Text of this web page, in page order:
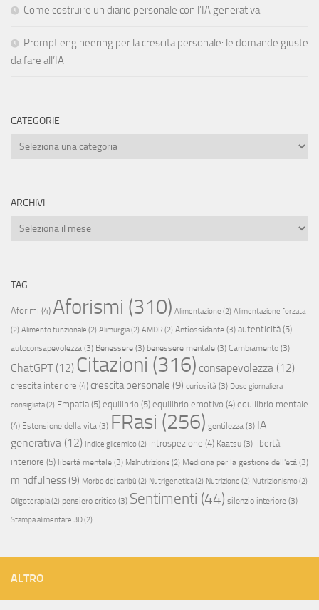
Come costruire un diario personale con l’IA generativa
Prompt engineering per la crescita personale: le domande giuste
da fare all’IA
CATEGORIE
Categorie
ARCHIVI
Archivi
TAG
Aforimi (4) Aforismi (310) Alimentazione (2) Alimentazione forzata
(2) Alimento funzionale (2) Alimurgia(2) AMDR (2) Antiossidante (3) autenticità (5)
autoconsapevolezza (3) Benessere (3) benessere mentale (3) Cambiamento (3)
ChatGPT(12) Citazioni (316) consapevolezza (12)
crescita interiore (4) crescita personale (9) curiosità (3) Dose giornaliera
consigliata(2) Empatia (5) equilibrio (5) equilibrio emotivo (4) equilibrio mentale
(4) Estensione della vita (3) FRasi (256) gentilezza (3) IA
generativa (12) Indice glicemico (2) introspezione (4) Kaatsu (3) libertà
interiore (5) libertà mentale (3) Malnutrizione (2) Medicina per la gestione dell'età (3)
mindfulness (9) Morbo del caribù (2) Nutrigenetica(2) Nutrizione (2) Nutrizionismo (2)
Oligoterapia(2) pensiero critico (3) Sentimenti (44) silenzio interiore (3)
Stampa alimentare 3D(2)
ALTRO